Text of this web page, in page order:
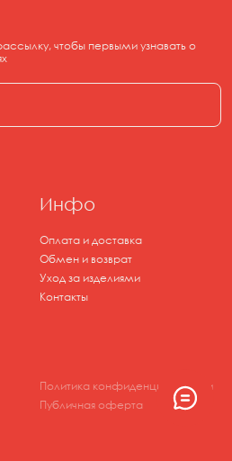
чтобы первыми узнавать о
Политика конфиденциальности
Публичная оферта
Инфо
Оплата и доставка
Обмен и возврат
Уход за изделиями
Контакты